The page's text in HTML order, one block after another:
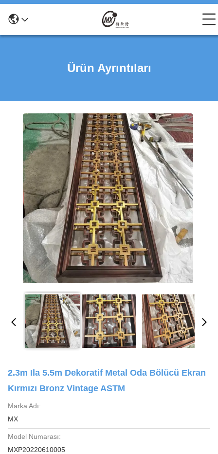
Ürün Ayrıntıları
2.3m Ila 5.5m Dekoratif Metal Oda Bölücü Ekran
Kırmızı Bronz Vintage ASTM
Marka Adı:
MX
Model Numarası:
MXP20220610005